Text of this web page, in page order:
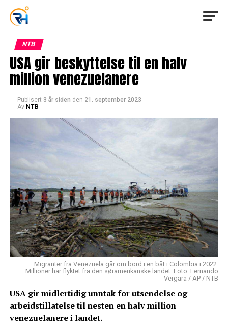
NTB
USA gir beskyttelse til en halv
million venezuelanere
Publisert 3 år siden den 21. september 2023
Av NTB
Migranter fra Venezuela går om bord i en båt i Colombia i 2022.
Millioner har flyktet fra den søramerikanske landet. Foto: Fernando
Vergara / AP / NTB
USA gir midlertidig unntak for utsendelse og
arbeidstillatelse til nesten en halv million
venezuelanere i landet.